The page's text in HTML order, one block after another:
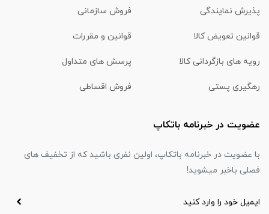
پذیرش نمایندگی فروش سازمانی
قوانین تعویض کالا قوانین و مقررات
رویه های بازگردانی کالا پرسش های متداول
رهگیری پستی فروش اقساطی
عضویت در خبرنامه باتکاپ
با عضویت در خبرنامه باتکاپ، اولین نفری باشید که از تخفیف های
فصلی باخبر میشوید!